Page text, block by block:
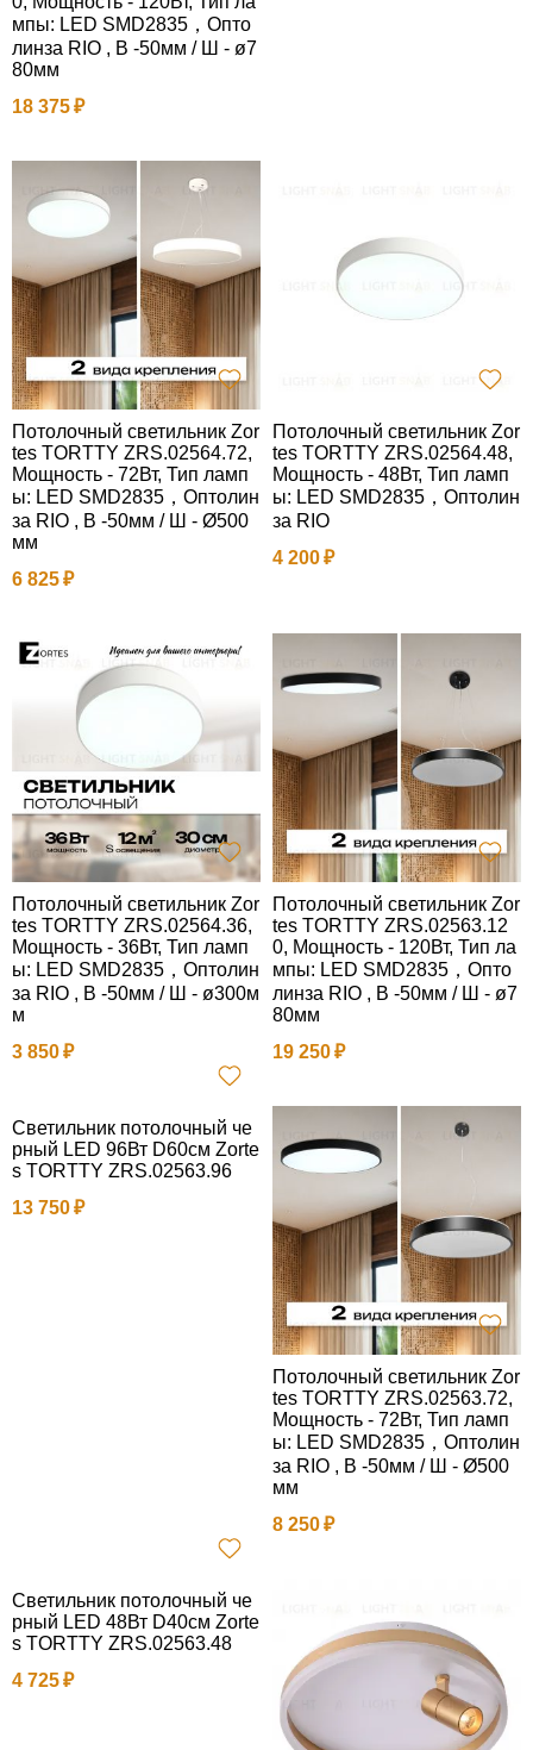
мпы: LED SMD2835，Опто
линза RIO , В -50мм / Ш - ø7
80мм
18 375
Потолочный светильник Zor
tes TORTTY ZRS.02564.72,
Мощность - 72Вт, Тип ламп
ы: LED SMD2835，Оптолин
за RIO , В -50мм / Ш - Ø500
мм
6 825
Потолочный светильник Zor
tes TORTTY ZRS.02564.48,
Мощность - 48Вт, Тип ламп
ы: LED SMD2835，Оптолин
за RIO
4 200
Потолочный светильник Zor
tes TORTTY ZRS.02564.36,
Мощность - 36Вт, Тип ламп
ы: LED SMD2835，Оптолин
за RIO , В -50мм / Ш - ø300м
м
3 850
Потолочный светильник Zor
tes TORTTY ZRS.02563.12
0, Мощность - 120Вт, Тип ла
мпы: LED SMD2835，Опто
линза RIO , В -50мм / Ш - ø7
80мм
19 250
Светильник потолочный че
рный LED 96Вт D60см Zorte
s TORTTY ZRS.02563.96
13 750
Потолочный светильник Zor
tes TORTTY ZRS.02563.72,
Мощность - 72Вт, Тип ламп
ы: LED SMD2835，Оптолин
за RIO , В -50мм / Ш - Ø500
мм
8 250
Светильник потолочный че
рный LED 48Вт D40см Zorte
s TORTTY ZRS.02563.48
4 725